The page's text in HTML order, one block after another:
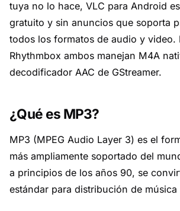
tuya no lo hace, VLC para Android
gratuito y sin anuncios que soporta
todos los formatos de audio y video.
Rhythmbox ambos manejan M4A
decodificador AAC de GStreamer.
¿Qué es MP3?
MP3 (MPEG Audio Layer 3) es el
más ampliamente soportado del
a principios de los años 90, se
estándar para distribución de música